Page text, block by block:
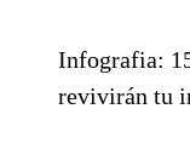
Infografia:
revivirán tu